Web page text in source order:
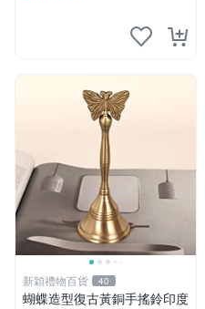
新穎禮物百貨 40
蝴蝶造型復古黃銅手搖鈴印度